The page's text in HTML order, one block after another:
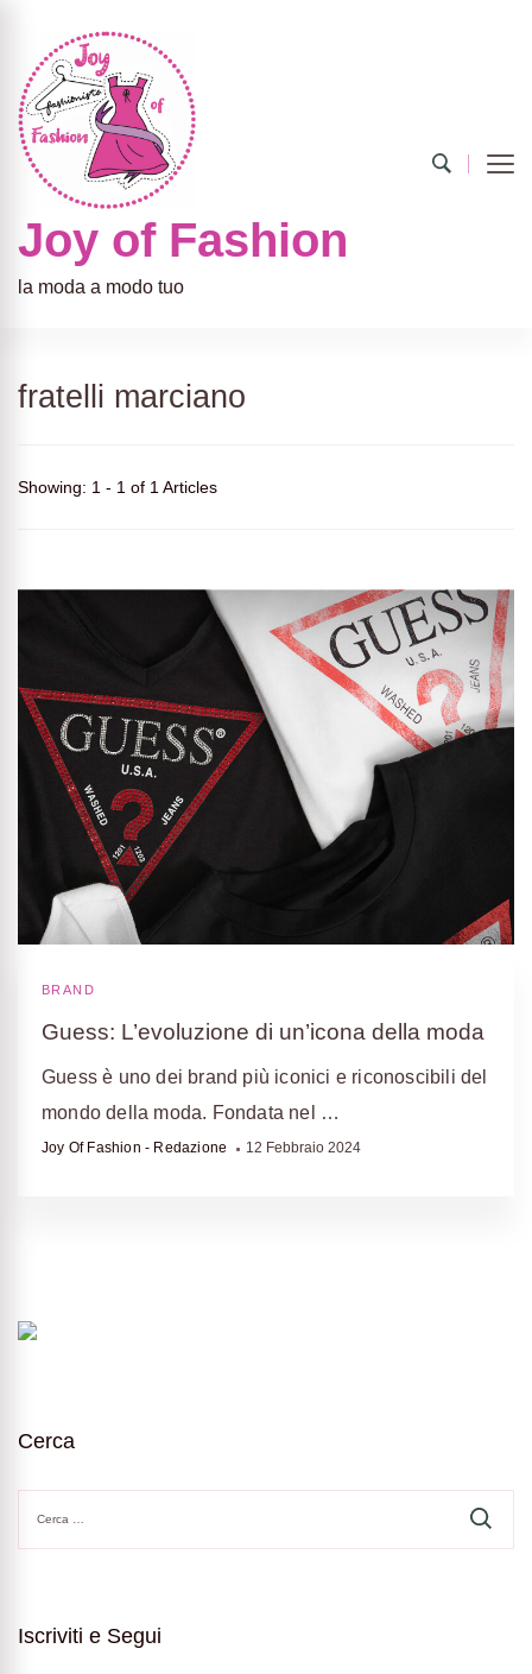
Joy of Fashion
la moda a modo tuo
fratelli marciano
Showing: 1 - 1 of 1 Articles
BRAND
Guess: L’evoluzione di un’icona della moda
Guess è uno dei brand più iconici e riconoscibili del
mondo della moda. Fondata nel …
Joy Of Fashion - Redazione 12 Febbraio 2024
Cerca
per:
Iscriviti e Segui